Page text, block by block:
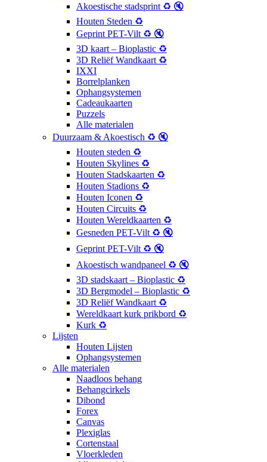
Akoestische stadsprint ♻️ 🔇
Houten Steden ♻️
Geprint PET-Vilt ♻️ 🔇
3D kaart – Bioplastic ♻️
3D Reliëf Wandkaart ♻️
IXXI
Borrelplanken
Ophangsystemen
Cadeaukaarten
Puzzels
Alle materialen
Duurzaam & Akoestisch ♻️ 🔇
Houten steden ♻️
Houten Skylines ♻️
Houten Stadskaarten ♻️
Houten Stadions ♻️
Houten Iconen ♻️
Houten Circuits ♻️
Houten Wereldkaarten ♻️
Gesneden PET-Vilt ♻️ 🔇
Geprint PET-Vilt ♻️ 🔇
Akoestisch wandpaneel ♻️ 🔇
3D stadskaart – Bioplastic ♻️
3D Bergmodel – Bioplastic ♻️
3D Reliëf Wandkaart ♻️
Wereldkaart kurk prikbord ♻️
Kurk ♻️
Lijsten
Houten Lijsten
Ophangsystemen
Alle materialen
Naadloos behang
Behangcirkels
Dibond
Forex
Canvas
Plexiglas
Cortenstaal
Vloerkleden